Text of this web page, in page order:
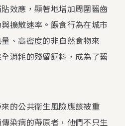
效應，顯著地增加周圍齧齒
擴散速率。餵食行為在城市
、高密度的非自然食物來
消耗的殘留飼料，成為了齧
的公共衛生風險應該被重
染病的帶原者，他們不只生